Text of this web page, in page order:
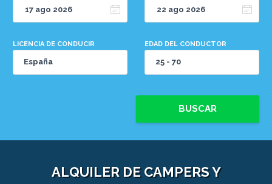
LICENCIA DE CONDUCIR EDAD DEL CONDUCTOR
BUSCAR
ALQUILER DE CAMPERS Y